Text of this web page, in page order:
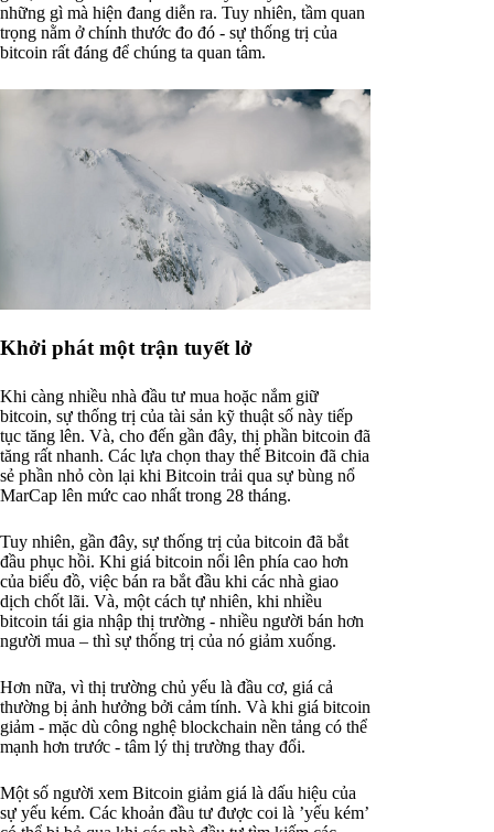
những gì mà hiện đang diễn ra. Tuy nhiên, tầm quan
trọng nằm ở chính thước đo đó - sự thống trị của
bitcoin rất đáng để chúng ta quan tâm.
Khởi phát một trận tuyết lở
Khi càng nhiều nhà đầu tư mua hoặc nắm giữ
bitcoin, sự thống trị của tài sản kỹ thuật số này tiếp
tục tăng lên. Và, cho đến gần đây, thị phần bitcoin đã
tăng rất nhanh. Các lựa chọn thay thế Bitcoin đã chia
sẻ phần nhỏ còn lại khi Bitcoin trải qua sự bùng nổ
MarCap lên mức cao nhất trong 28 tháng.
Tuy nhiên, gần đây, sự thống trị của bitcoin đã bắt
đầu phục hồi. Khi giá bitcoin nổi lên phía cao hơn
của biểu đồ, việc bán ra bắt đầu khi các nhà giao
dịch chốt lãi. Và, một cách tự nhiên, khi nhiều
bitcoin tái gia nhập thị trường - nhiều người bán hơn
người mua – thì sự thống trị của nó giảm xuống.
Hơn nữa, vì thị trường chủ yếu là đầu cơ, giá cả
thường bị ảnh hưởng bởi cảm tính. Và khi giá bitcoin
giảm - mặc dù công nghệ blockchain nền tảng có thể
mạnh hơn trước - tâm lý thị trường thay đổi.
Một số người xem Bitcoin giảm giá là dấu hiệu của
sự yếu kém. Các khoản đầu tư được coi là ’yếu kém’